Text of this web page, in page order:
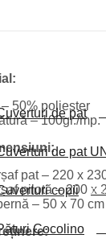
de pat
de pat UNI
copii
Cocolino
50% poliester
– 100gr./mp.
pat – 220 x
pilotă – 200 x
– 50 x 70 cm